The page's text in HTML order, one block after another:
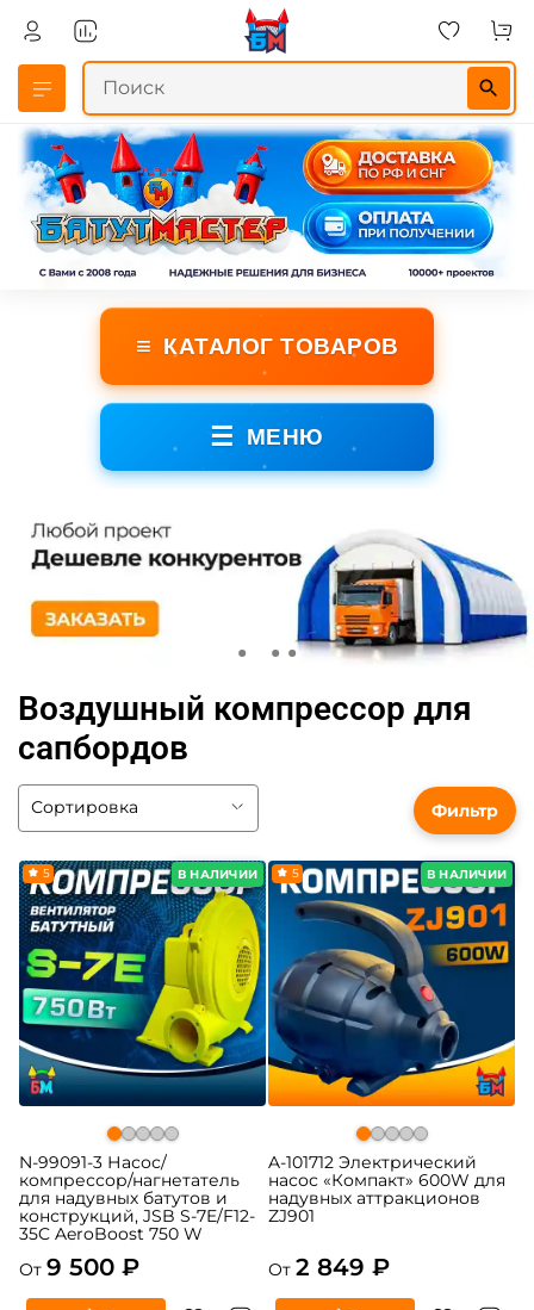
≡ КАТАЛОГ ТОВАРОВ
☰ МЕНЮ
Воздушный компрессор для
сапбордов
В НАЛИЧИИ
5
N-99091-3 Насос/
компрессор/нагнетатель
для надувных батутов и
конструкций, JSB S-7E/F12-
35C AeroBoost 750 W
От 9 500 ₽
В НАЛИЧИИ
5
A-101712 Электрический
насос «Компакт» 600W для
надувных аттракционов
ZJ901
От 2 849 ₽
Фильтр